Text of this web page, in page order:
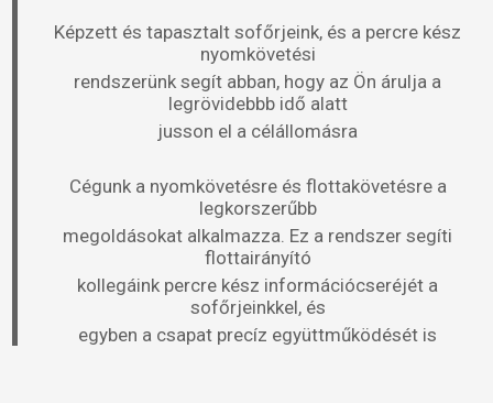
Képzett és tapasztalt sofőrjeink, és a percre kész
nyomkövetési
rendszerünk segít abban, hogy az Ön árulja a
legrövidebbb idő alatt
jusson el a célállomásra
Cégunk a nyomkövetésre és flottakövetésre a
legkorszerűbb
megoldásokat alkalmazza. Ez a rendszer segíti
flottairányító
kollegáink percre kész információcseréjét a
sofőrjeinkkel, és
egyben a csapat precíz együttműködését is